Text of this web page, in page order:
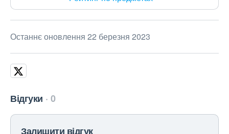
Останнє оновлення 22 березня 2023
Відгуки 0
Залишити відгук